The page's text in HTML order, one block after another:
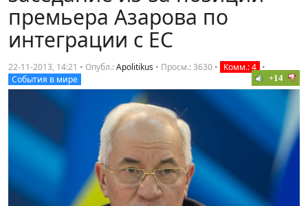
премьера Азарова по
интеграции с ЕС
22-11-2013, 14:21 • Опубл.:Apolitikus • Просм.: 3630 • Комм.: 4 •
События в мире
+14